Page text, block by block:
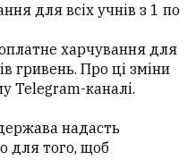
для всіх учнів з 1 по
харчування для
гривень. Про ці зміни
Telegram-каналі.
надасть
для того, щоб